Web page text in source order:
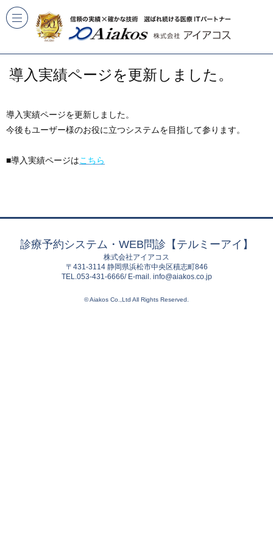
導入実績ページを更新しました。
導入実績ページを更新しました。
今後もユーザー様のお役に立つシステムを目指して参ります。
■導入実績ページはこちら
診療予約システム・WEB問診【テルミーアイ】
株式会社アイアコス
〒431-3114 静岡県浜松市中央区積志町846
TEL.053-431-6666/ E-mail. info@aiakos.co.jp
© Aiakos Co.,Ltd All Rights Reserved.